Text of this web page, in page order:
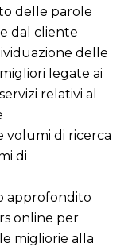
delle parole
dal cliente
delle
legate ai
relativi al
volumi di ricerca
di
approfondito
online per
migliorie alla